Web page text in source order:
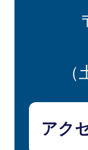
アク